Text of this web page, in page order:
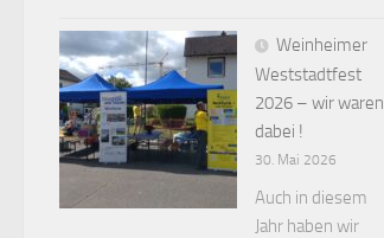
Weinheimer
Weststadtfest
2026 – wir waren
dabei !
30. Mai 2026
Auch in diesem
Jahr haben wir